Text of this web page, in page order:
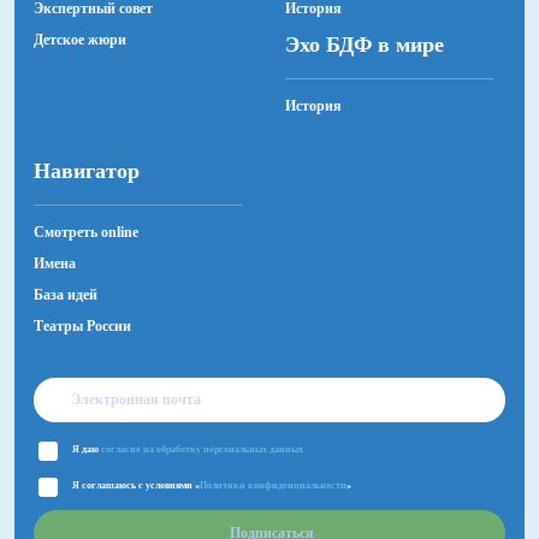
Экспертный совет
Детское жюри
История
Эхо БДФ в мире
История
Навигатор
Смотреть online
Имена
База идей
Театры России
Я даю согласие на обработку персональных данных
Я соглашаюсь с условиями « Политики конфиденциальности»
Подписаться